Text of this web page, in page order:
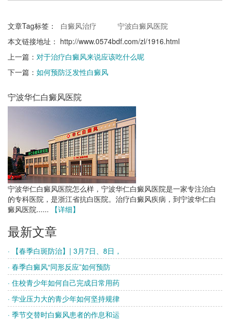
文章Tag标签： 白癜风治疗
宁波白癜风医院
本文链接地址： http://www.0574bdf.com/zl/1916.html
上一篇： 对于治疗白癜风来说应该吃什么呢
下一篇： 如何预防泛发性白癜风
宁波华仁白癜风医院
宁波华仁白癜风医院怎么样，宁波华仁白癜风医院是一家专注治白
的专科医院，是浙江省抗白医院。治疗白癜风疾病，到宁波华仁白
癜风医院......
【详细】
最新文章
· 【春季白斑防治】| 3月7日、8日，
· 春季白癜风“同形反应”如何预防
· 住校青少年如何自己完成日常用药
· 学业压力大的青少年如何坚持规律
· 季节交替时白癜风患者的作息和运